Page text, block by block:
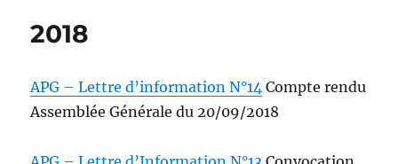
2018
APG – Lettre d’information N°14 Compte rendu
Assemblée Générale du 20/09/2018